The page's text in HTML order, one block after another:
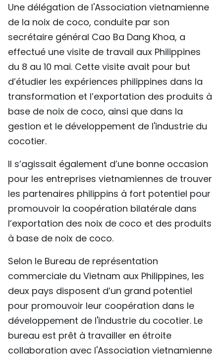
À PROPOS DU "PEUPLE"
ENGLISH
中文
РУССКИЙ
Une délégation de l'Association vietnamienne
de la noix de coco, conduite par son
secrétaire général Cao Ba Dang Khoa, a
effectué une visite de travail aux Philippines
du 8 au 10 mai. Cette visite avait pour but
d’étudier les expériences philippines dans la
transformation et l’exportation des produits à
base de noix de coco, ainsi que dans la
gestion et le développement de l'industrie du
cocotier.
Il s’agissait également d’une bonne occasion
pour les entreprises vietnamiennes de trouver
les partenaires philippins à fort potentiel pour
promouvoir la coopération bilatérale dans
l’exportation des noix de coco et des produits
à base de noix de coco.
Selon le Bureau de représentation
commerciale du Vietnam aux Philippines, les
deux pays disposent d’un grand potentiel
pour promouvoir leur coopération dans le
développement de l'industrie du cocotier. Le
bureau est prêt à travailler en étroite
collaboration avec l'Association vietnamienne